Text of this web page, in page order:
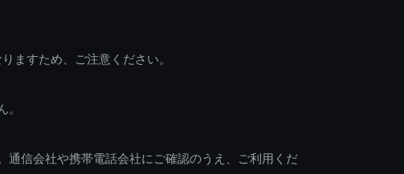
ますため、ご注意ください。
。
通信会社や携帯電話会社にご確認のうえ、ご利用くだ